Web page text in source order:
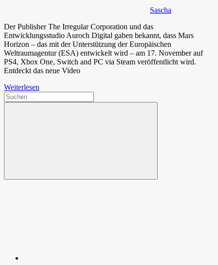
Sascha
Der Publisher The Irregular Corporation und das
Entwicklungsstudio Auroch Digital gaben bekannt, dass Mars
Horizon – das mit der Unterstützung der Europäischen
Weltraumagentur (ESA) entwickelt wird – am 17. November auf
PS4, Xbox One, Switch and PC via Steam veröffentlicht wird.
Entdeckt das neue Video
Weiterlesen
Suchen
nach:
Suchen